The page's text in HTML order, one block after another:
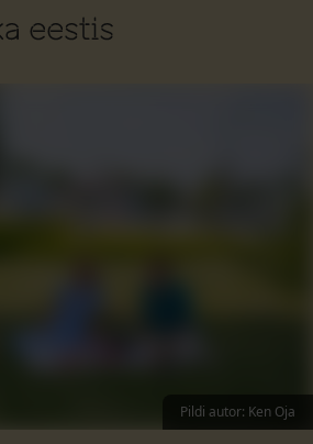
Pildi autor: Ken Oja